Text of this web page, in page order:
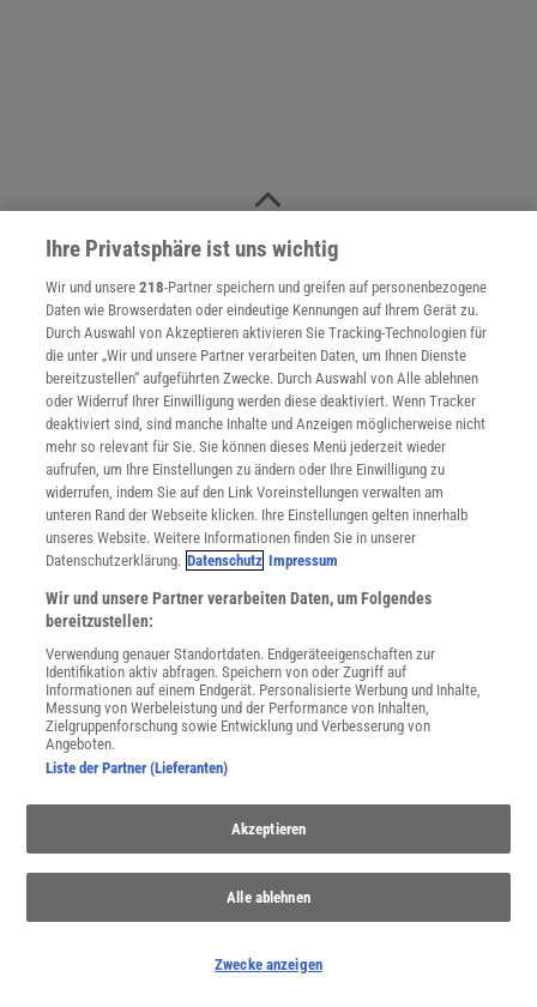
Für Sie im Spektrum-Shop und am Kiosk:
WEITERE NEUERSCHEINUNGEN SPEKTRUM SHOP
Spektrum .de-Newsletter abonnieren
JETZT ANMELDEN!
Sie können unsere Newsletter jederzeit wieder abbestellen. Infos zu unserem Umgang
mit Ihren personenbezogenen Daten finden Sie in unsererDatenschutzerklärung
Newsletter
Kontakt
Ihre Privatsphäre ist uns wichtig
Wir und unsere218-Partner speichern und greifen auf personenbezogene
Daten wie Browserdaten oder eindeutige Kennungen auf Ihrem Gerät zu.
Durch Auswahl von Akzeptieren aktivieren Sie Tracking-Technologien für
die unter „Wir und unsere Partner verarbeiten Daten, um Ihnen Dienste
bereitzustellen“ aufgeführten Zwecke. Durch Auswahl von Alle ablehnen
oder Widerruf Ihrer Einwilligung werden diese deaktiviert. Wenn Tracker
deaktiviert sind, sind manche Inhalte und Anzeigen möglicherweise nicht
mehr so relevant für Sie. Sie können dieses Menü jederzeit wieder
aufrufen, um Ihre Einstellungen zu ändern oder Ihre Einwilligung zu
widerrufen, indem Sie auf den Link Voreinstellungen verwalten am
unteren Rand der Webseite klicken. Ihre Einstellungen gelten innerhalb
unseres Website. Weitere Informationen finden Sie in unserer
Datenschutzerklärung. Datenschutz Impressum
Wir und unsere Partner verarbeiten Daten, um Folgendes
bereitzustellen:
Verwendung genauer Standortdaten. Endgeräteeigenschaften zur
Identifikation aktiv abfragen. Speichern von oder Zugriff auf
Informationen auf einem Endgerät. Personalisierte Werbung und Inhalte,
Messung von Werbeleistung und der Performance von Inhalten,
Zielgruppenforschung sowie Entwicklung und Verbesserung von
Angeboten.
Liste der Partner (Lieferanten)
Akzeptieren
Alle ablehnen
Zwecke anzeigen